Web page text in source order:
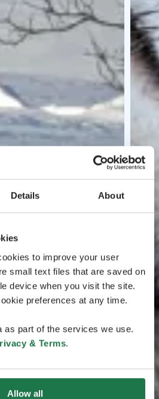
Details About
to improve your user
small text files that are saved on
device when you visit the site.
preferences at any time.
as part of the services we use.
& Terms.
Allow all